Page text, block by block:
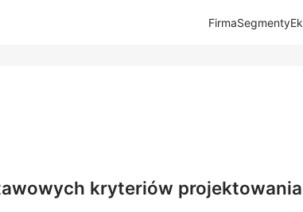
FirmaSegmenty
kryteriów